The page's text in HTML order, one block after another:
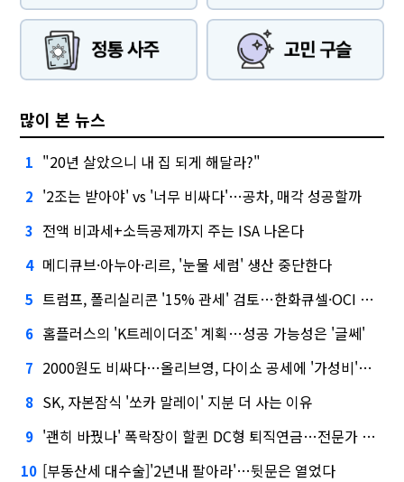
많이 본 뉴스
1 "20년 살았으니 내 집 되게 해달라?"
2 '2조는 받아야' vs '너무 비싸다'…공차, 매각 성공할까
3 전액 비과세+소득공제까지 주는 ISA 나온다
4 메디큐브·아누아·리르, '눈물 세럼' 생산 중단한다
5 트럼프, 폴리실리콘 '15% 관세' 검토…한화큐셀·OCI 영향은?
6 홈플러스의 'K트레이더조' 계획…성공 가능성은 '글쎄'
7 2000원도 비싸다…올리브영, 다이소 공세에 '가성비'로 맞불
8 SK, 자본잠식 '쏘카 말레이' 지분 더 사는 이유
9 '괜히 바꿨나' 폭락장이 할퀸 DC형 퇴직연금…전문가 조언은
10 [부동산세 대수술]'2년내 팔아라'…뒷문은 열었다